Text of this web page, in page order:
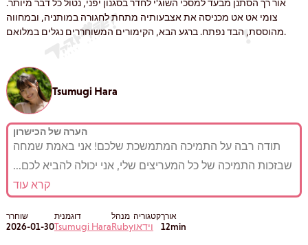
אור רך הסתנן מבעד למסכי השוג'י לחדר בסגנון יפני, נטול כל דבר מיותר.
צומי אט אט מכניסה את אצבעותיה מתחת לחגורה במותניה, ובמחווה
מהוססת, הבד נפתח. ברגע הבא, הקימורים המשוחררים נגלים במלואם.
Tsumugi Hara
הערה של הכישרון
תודה רבה על התמיכה המתמשכת שלכם! אני באמת שמחה
שבזכות התמיכה של כל המעריצים שלי, אני יכולה להביא לכם...
קרא עוד
שוחרר
2026-01-30
דוגמנית
Tsumugi Hara
מנהל
Ruby
קטגוריה
וידאו
אורך
12min